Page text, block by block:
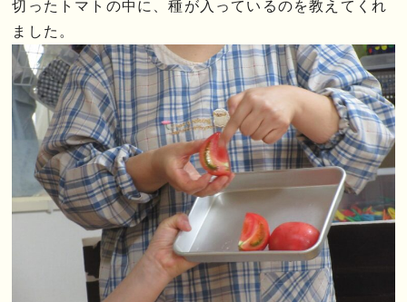
切ったトマトの中に、種が入っているのを教えてくれ
ました。